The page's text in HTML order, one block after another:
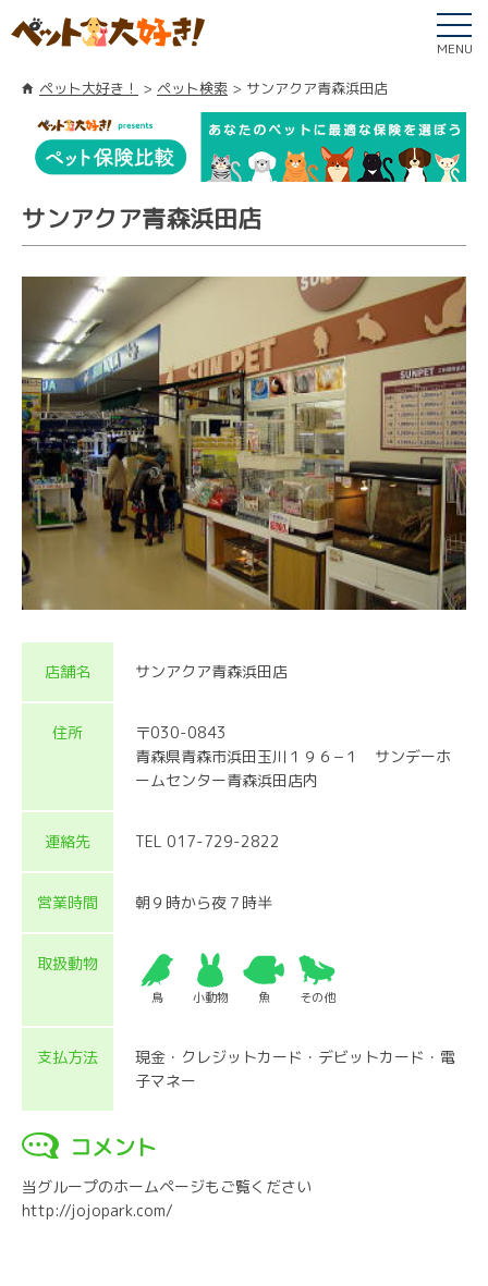
MENU
ペット大好き！ ペット検索 サンアクア青森浜田店
サンアクア青森浜田店
店舗名 サンアクア青森浜田店
住所
〒030-0843
青森県青森市浜田玉川１９６−１ サンデーホ
ームセンター青森浜田店内
連絡先 TEL 017-729-2822
営業時間 朝９時から夜７時半
取扱動物
鳥 小動物 魚 その他
支払方法
現金・クレジットカード・デビットカード・電
子マネー
コメント
当グループのホームページもご覧ください
http://jojopark.com/